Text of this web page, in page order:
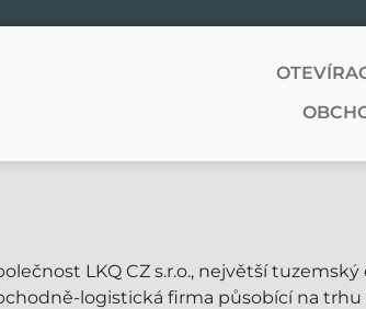
LKQ CZ s.r.o., největší
logistická firma působící na